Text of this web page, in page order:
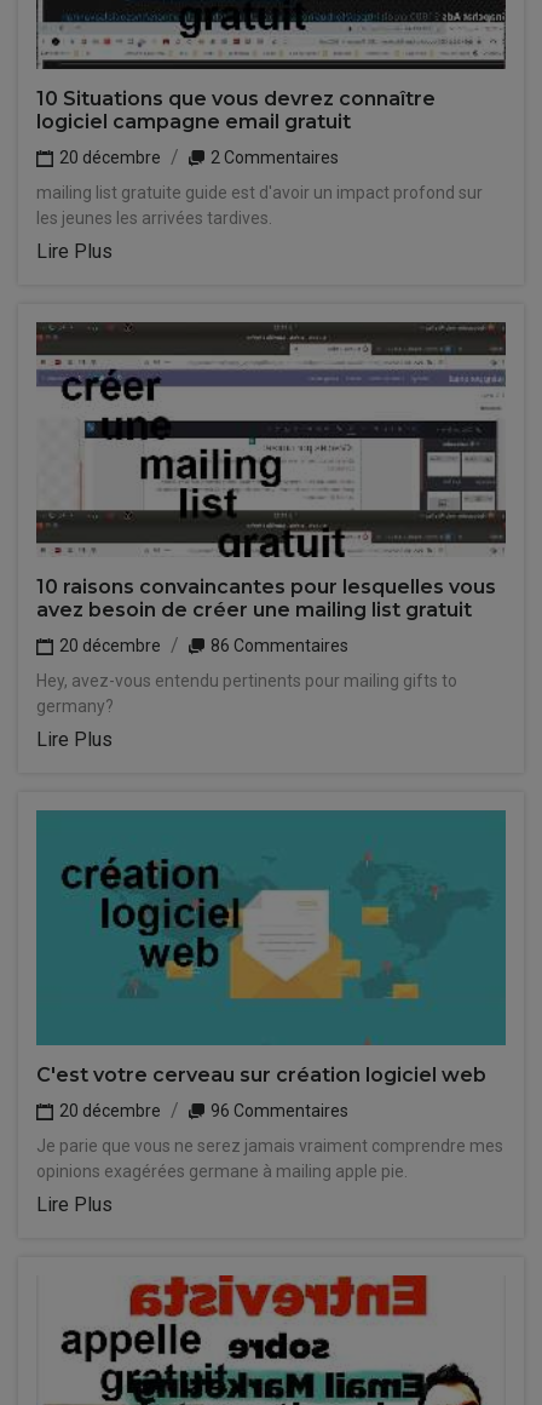
10 Situations que vous devrez connaître
logiciel campagne email gratuit
20 décembre
2 Commentaires
mailing list gratuite guide est d'avoir un impact profond sur
les jeunes les arrivées tardives.
Lire Plus
10 raisons convaincantes pour lesquelles vous
avez besoin de créer une mailing list gratuit
20 décembre
86 Commentaires
Hey, avez-vous entendu pertinents pour mailing gifts to
germany?
Lire Plus
C'est votre cerveau sur création logiciel web
20 décembre
96 Commentaires
Je parie que vous ne serez jamais vraiment comprendre mes
opinions exagérées germane à mailing apple pie.
Lire Plus